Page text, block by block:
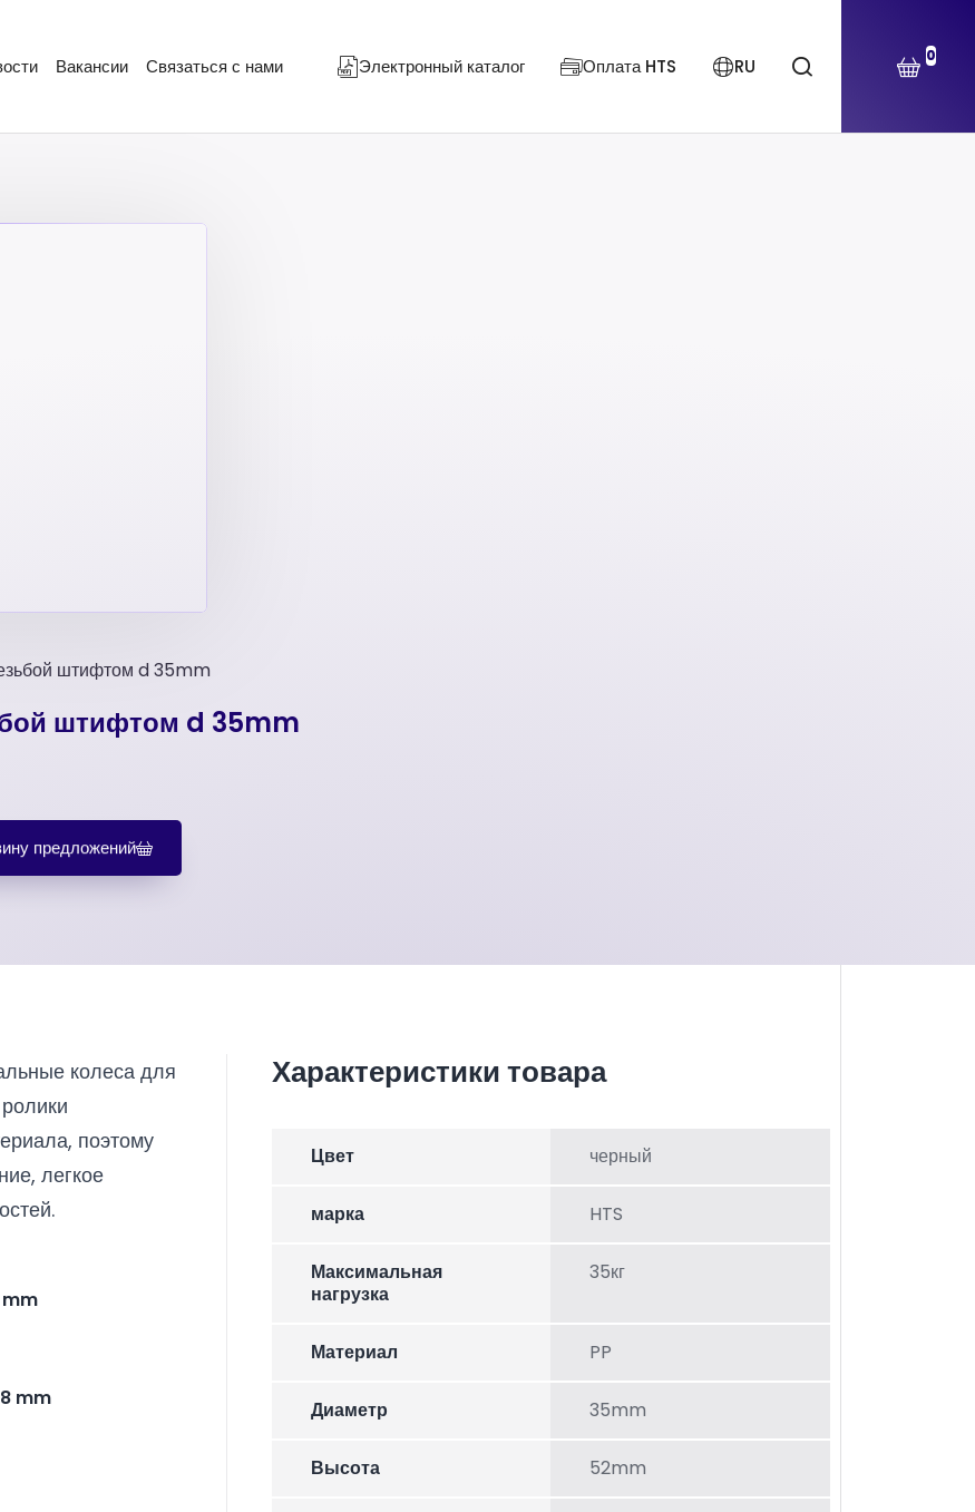
Вакансии Связаться с нами Электронный каталог Оплата HTS RU 0
штифтом d 35mm
штифтом d 35mm
предложений
колеса для
поэтому
легкое
mm
mm
Характеристики товара
Цвет черный
марка HTS
Максимальная
нагрузка
35кг
Материал PP
Диаметр 35mm
Высота 52mm